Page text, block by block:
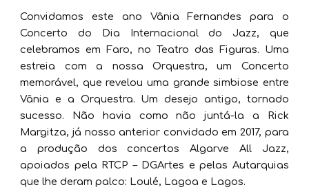
Convidamos este ano Vânia Fernandes para o
Concerto do Dia Internacional do Jazz, que
celebramos em Faro, no Teatro das Figuras. Uma
estreia com a nossa Orquestra, um Concerto
memorável, que revelou uma grande simbiose entre
Vânia e a Orquestra. Um desejo antigo, tornado
sucesso. Não havia como não juntá-la a Rick
Margitza, já nosso anterior convidado em 2017, para
a produção dos concertos Algarve All Jazz,
apoiados pela RTCP – DGArtes e pelas Autarquias
que lhe deram palco: Loulé, Lagoa e Lagos.